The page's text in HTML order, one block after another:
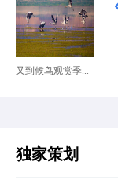
又到候鸟观赏季...
独家策划